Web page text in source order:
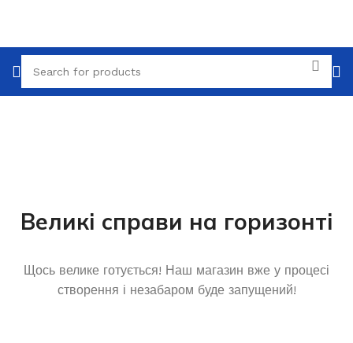
Великі справи на горизонті
Щось велике готується! Наш магазин вже у процесі
створення і незабаром буде запущений!